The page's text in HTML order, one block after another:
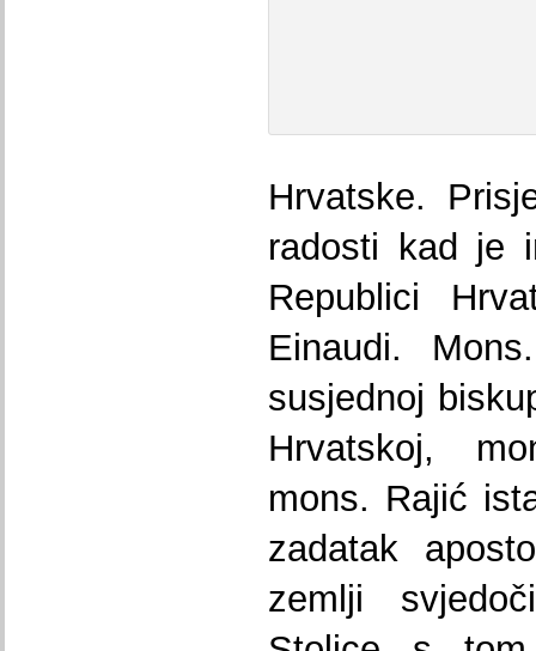
Hrvatske.
radosti kad je
Republici
Einaudi.
susjednoj
Hrvatskoj,
mons. Rajić
zadatak
zemlji